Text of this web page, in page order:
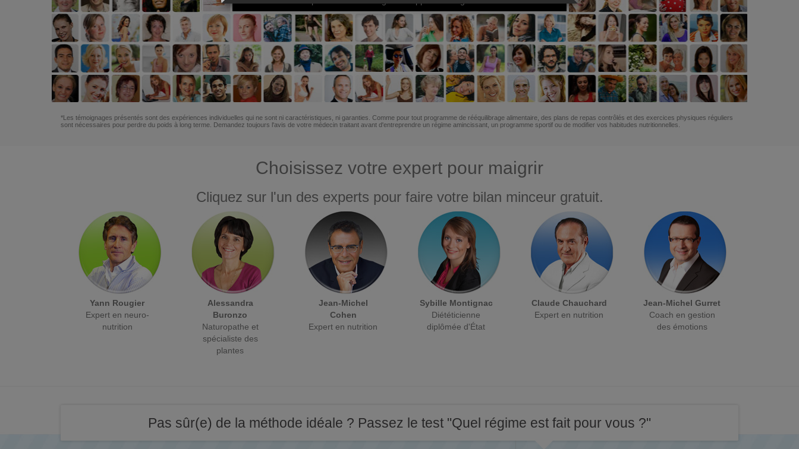
*Les témoignages présentés sont des expériences individuelles qui ne sont ni caractéristiques, ni garanties. Comme pour tout programme de rééquilibrage alimentaire, des plans de repas contrôlés et des exercices physiques réguliers
sont nécessaires pour perdre du poids à long terme. Demandez toujours l'avis de votre médecin traitant avant d'entreprendre un régime amincissant, un programme sportif ou de modifier vos habitudes nutritionnelles.
Choisissez votre expert pour maigrir
Cliquez sur l'un des experts pour faire votre bilan minceur gratuit.
Yann Rougier
Expert en neuro-
nutrition
Alessandra
Buronzo
Naturopathe et
spécialiste des
plantes
Jean-Michel
Cohen
Expert en nutrition
Sybille Montignac
Diététicienne
diplômée d'État
Claude Chauchard
Expert en nutrition
Jean-Michel Gurret
Coach en gestion
des émotions
Pas sûr(e) de la méthode idéale ? Passez le test "Quel régime est fait pour vous ?"